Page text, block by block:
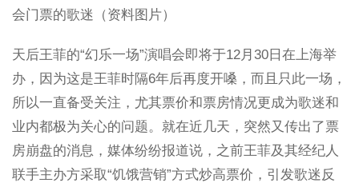
会门票的歌迷（资料图片）
天后王菲的“幻乐一场”演唱会即将于12月30日在上海举
办，因为这是王菲时隔6年后再度开嗓，而且只此一场，
所以一直备受关注，尤其票价和票房情况更成为歌迷和
业内都极为关心的问题。就在近几天，突然又传出了票
房崩盘的消息，媒体纷纷报道说，之前王菲及其经纪人
联手主办方采取“饥饿营销”方式炒高票价，引发歌迷反